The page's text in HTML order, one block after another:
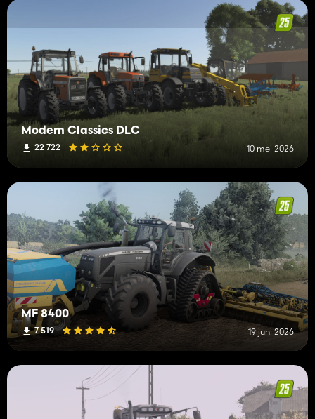
Modern Classics DLC
22 722 10 mei 2026
MF 8400
7 519 19 juni 2026